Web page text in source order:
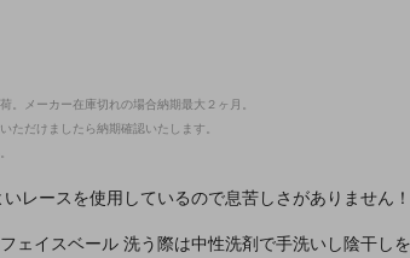
。メーカー在庫切れの場合納期最大２ヶ月。
ただけましたら納期確認いたします。
レースを使用しているので息苦しさがありません！
ェイスベール 洗う際は中性洗剤で手洗いし陰干しを